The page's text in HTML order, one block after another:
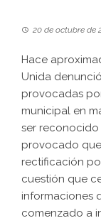
20 de octubre de
Hace
Unida
provocadas
municipal en
ser
provocado
rectificación
cuestión que
informaciones
comenzado a